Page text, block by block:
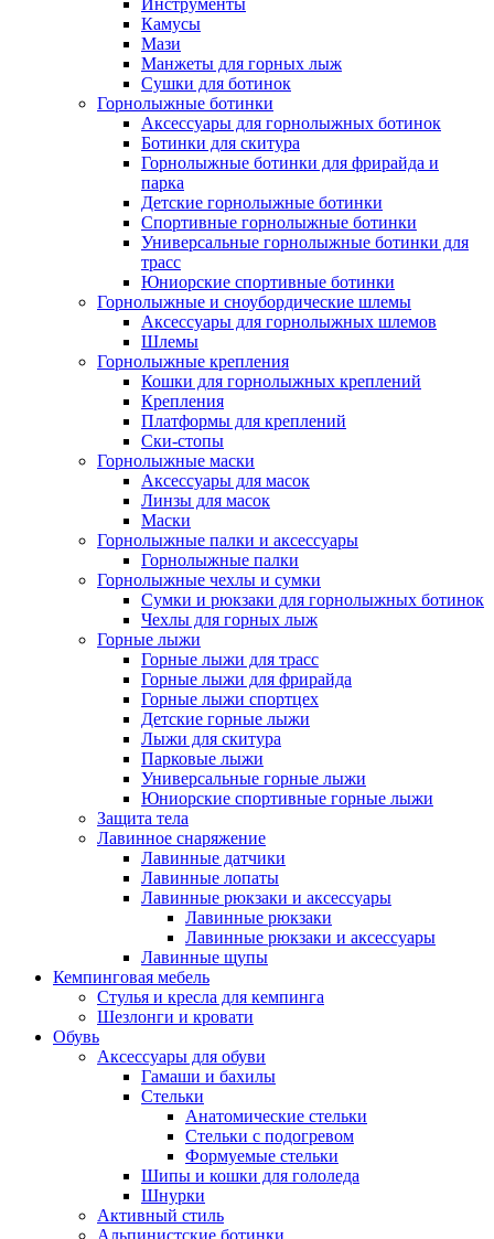
Инструменты
Камусы
Мази
Манжеты для горных лыж
Сушки для ботинок
Горнолыжные ботинки
Аксессуары для горнолыжных ботинок
Ботинки для скитура
Горнолыжные ботинки для фрирайда и
парка
Детские горнолыжные ботинки
Спортивные горнолыжные ботинки
Универсальные горнолыжные ботинки для
трасс
Юниорские спортивные ботинки
Горнолыжные и сноубордические шлемы
Аксессуары для горнолыжных шлемов
Шлемы
Горнолыжные крепления
Кошки для горнолыжных креплений
Крепления
Платформы для креплений
Ски-стопы
Горнолыжные маски
Аксессуары для масок
Линзы для масок
Маски
Горнолыжные палки и аксессуары
Горнолыжные палки
Горнолыжные чехлы и сумки
Сумки и рюкзаки для горнолыжных ботинок
Чехлы для горных лыж
Горные лыжи
Горные лыжи для трасс
Горные лыжи для фрирайда
Горные лыжи спортцех
Детские горные лыжи
Лыжи для скитура
Парковые лыжи
Универсальные горные лыжи
Юниорские спортивные горные лыжи
Защита тела
Лавинное снаряжение
Лавинные датчики
Лавинные лопаты
Лавинные рюкзаки и аксессуары
Лавинные рюкзаки
Лавинные рюкзаки и аксессуары
Лавинные щупы
Кемпинговая мебель
Стулья и кресла для кемпинга
Шезлонги и кровати
Обувь
Аксессуары для обуви
Гамаши и бахилы
Стельки
Анатомические стельки
Стельки с подогревом
Формуемые стельки
Шипы и кошки для гололеда
Шнурки
Активный стиль
Альпинистские ботинки